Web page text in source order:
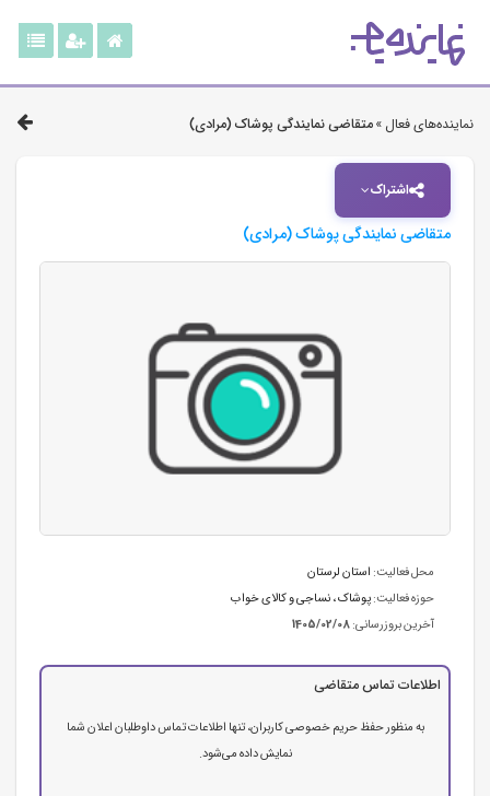
نماینده‌های فعال »متقاضی نمایندگی پوشاک (مرادی)
اشتراک
متقاضی نمایندگی پوشاک (مرادی)
محل فعالیت: استان لرستان
حوزه فعالیت:پوشاک ، نساجی و کالای خواب
آخرین بروزرسانی:1405/02/08
اطلاعات تماس متقاضی
به منظور حفظ حریم خصوصی کاربران، تنها اطلاعات تماس داوطلبان اعلان شما
نمایش داده می‌شود.